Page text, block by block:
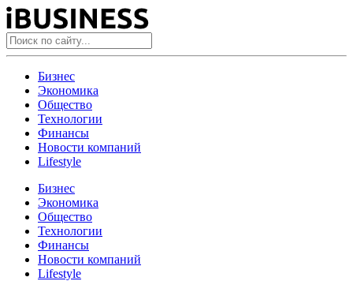
Бизнес
Экономика
Общество
Технологии
Финансы
Новости компаний
Lifestyle
Бизнес
Экономика
Общество
Технологии
Финансы
Новости компаний
Lifestyle